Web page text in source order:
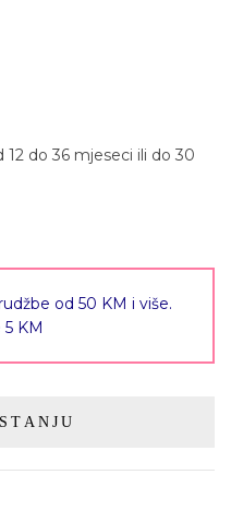
do 36 mjeseci ili do 30
od 50 KM i više.
KM